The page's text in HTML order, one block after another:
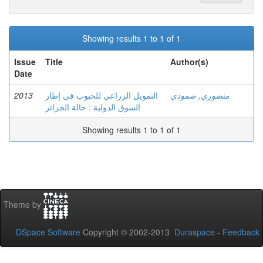
Showing results 1 to 1 of 1
Issue
Date
Title Author(s)
2013
التمويل الزراعي للحبوب في إطار
السوق الدولية : حالة الجزائر
منصوري, صمودي
Showing results 1 to 1 of 1
Theme by
DSpace Software Copyright © 2002-2013 Duraspace - Feedback